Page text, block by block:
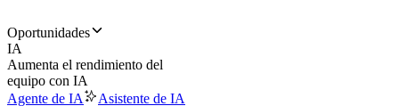
Oportunidades
IA
Aumenta el rendimiento del
equipo con IA
Agente de IA
Asistente de IA